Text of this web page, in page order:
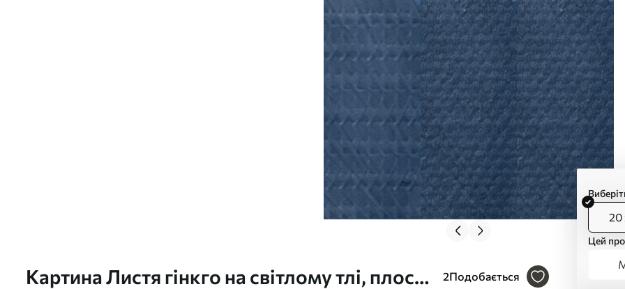
Картина Листя гінкго на світлому тлі, плоске
2Подобається
20
Цей